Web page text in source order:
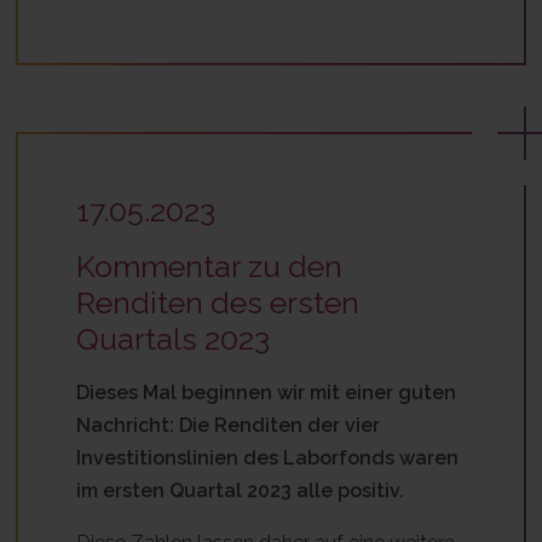
17.05.2023
Kommentar zu den
Renditen des ersten
Quartals 2023
Dieses Mal beginnen wir mit einer guten
Nachricht: Die Renditen der vier
Investitionslinien des Laborfonds waren
im ersten Quartal 2023 alle positiv.